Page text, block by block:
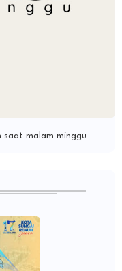
saat malam minggu